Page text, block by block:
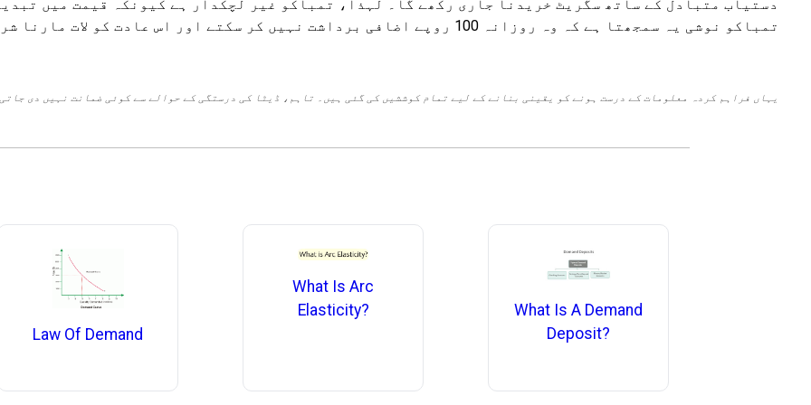
دستیاب متبادل کے ساتھ سگریٹ خریدنا جاری رکھے گا۔ لہذا، تمباکو غیر لچکدار ہے کیونکہ قیمت میں
تمباکو نوشی یہ سمجھتا ہے کہ وہ روزانہ 100 روپے اضافی برداشت نہیں کر سکتے اور
یہاں فراہم کردہ معلومات کے درست ہونے کو یقینی بنانے کے لیے تمام کوششیں کی گئی ہیں۔ تاہم، ڈیٹا کی درستگی کے حوالے سے کوئی ضمانت نہیں دی
Law Of Demand
What Is Arc
Elasticity?
What Is A Demand
Deposit?